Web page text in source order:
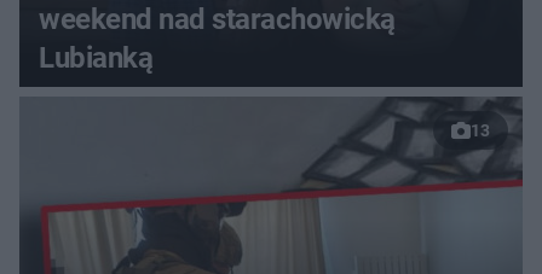
weekend nad starachowicką
Lubianką
13